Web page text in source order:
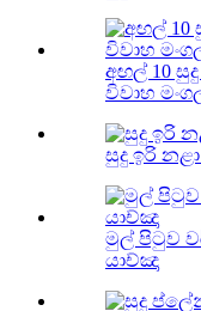
අඟල් 10
විවාහ
සුදු ඉරි
මුල් පිටුව
යාච්ඤා